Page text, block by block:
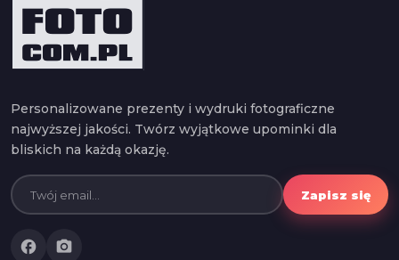
Personalizowane prezenty i wydruki fotograficzne
najwyższej jakości. Twórz wyjątkowe upominki dla
bliskich na każdą okazję.
Zapisz się
facebook photo_camera